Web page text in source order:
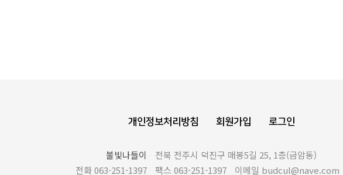
개인정보처리방침 회원가입 로그인
불빛나들이
전북 전주시 덕진구 매봉5길 25, 1층(금암동)
전화 063-251-1397
팩스 063-251-1397 이메일 budcul@nave.com